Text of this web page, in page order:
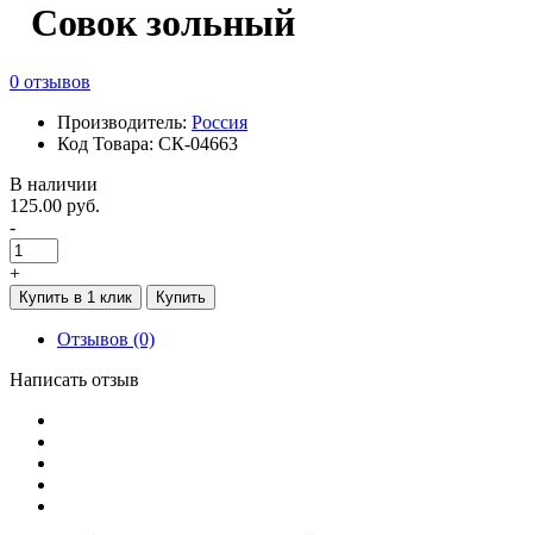
Совок зольный
0 отзывов
Производитель: Россия
Код Товара: СК-04663
В наличии
125.00 руб.
-
+
Купить в 1 клик Купить
Отзывов (0)
Написать отзыв